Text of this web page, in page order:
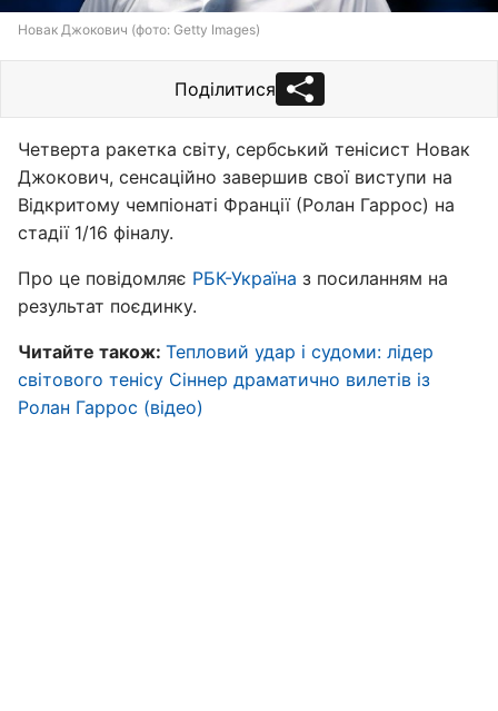
Новак Джокович (фото: Getty Images)
Поділитися
Четверта ракетка світу, сербський тенісист Новак
Джокович, сенсаційно завершив свої виступи на
Відкритому чемпіонаті Франції (Ролан Гаррос) на
стадії 1/16 фіналу.
Про це повідомляє РБК-Україна з посиланням на
результат поєдинку.
Читайте також: Тепловий удар і судоми: лідер
світового тенісу Сіннер драматично вилетів із
Ролан Гаррос (відео)